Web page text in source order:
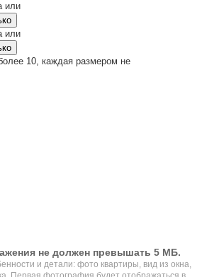
или
или
10, каждая размером не
не должен превышать 5 МБ.
и детали: фото квартиры, вид из окна,